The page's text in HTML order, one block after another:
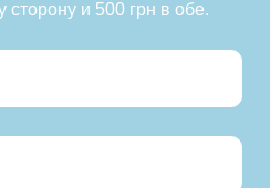
сторону и 500 грн в обе.